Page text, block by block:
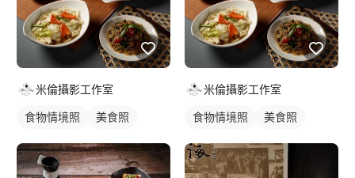
米倫攝影工作室
食物情境照 美食照
米倫攝影工作室
食物情境照 美食照